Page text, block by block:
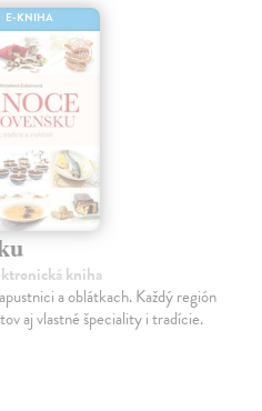
E-KNIHA
kniha
a oblátkach. Každý región
aj vlastné špeciality i tradície.